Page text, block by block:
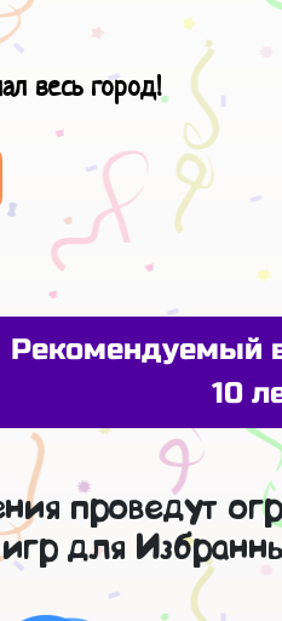
весь город!
Рекомендуемый
10
проведут
для